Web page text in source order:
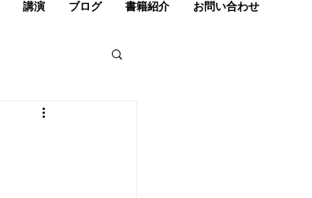
講演 ブログ 書籍紹介 お問い合わせ